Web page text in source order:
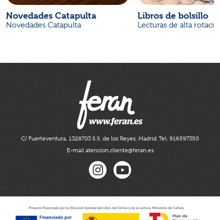
Novedades Catapulta
Novedades Catapulta
Libros de bolsillo
Lecturas de alta
C/ Fuerteventura, 1328703 S.S. de los Reyes, Madrid Tel. 916597350
E-mail atencion.cliente@feran.es